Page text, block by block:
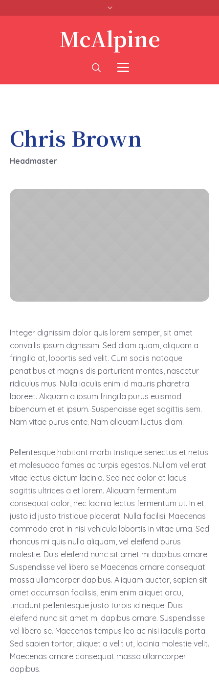
McAlpine
Chris Brown
Headmaster
Integer dignissim dolor quis lorem semper, sit amet
convallis ipsum dignissim. Sed diam quam, aliquam a
fringilla at, lobortis sed velit. Cum sociis natoque
penatibus et magnis dis parturient montes, nascetur
ridiculus mus. Nulla iaculis enim id mauris pharetra
laoreet. Aliquam a ipsum fringilla purus euismod
bibendum et et ipsum. Suspendisse eget sagittis sem.
Nam vitae purus ante. Nam aliquam luctus diam.
Pellentesque habitant morbi tristique senectus et netus
et malesuada fames ac turpis egestas. Nullam vel erat
vitae lectus dictum lacinia. Sed nec dolor at lacus
sagittis ultrices a et lorem. Aliquam fermentum
consequat dolor, nec lacinia lectus fermentum ut. In et
justo id justo tristique placerat. Nulla facilisi. Maecenas
commodo erat in nisi vehicula lobortis in vitae urna. Sed
rhoncus mi quis nulla aliquam, vel eleifend purus
molestie. Duis eleifend nunc sit amet mi dapibus ornare.
Suspendisse vel libero se Maecenas ornare consequat
massa ullamcorper dapibus. Aliquam auctor, sapien sit
amet accumsan facilisis, enim enim aliquet arcu,
tincidunt pellentesque justo turpis id neque. Duis
eleifend nunc sit amet mi dapibus ornare. Suspendisse
vel libero se. Maecenas tempus leo ac nisi iaculis porta.
Sed sapien tortor, aliquet a velit ut, lacinia molestie velit.
Maecenas ornare consequat massa ullamcorper
dapibus.